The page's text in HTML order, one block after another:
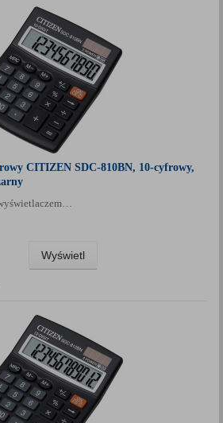
CITIZEN SDC-810BN, 10-cyfrowy,
Wyświetl